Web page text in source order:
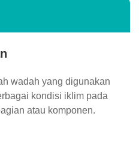
wadah yang digunakan
kondisi iklim pada
atau komponen.